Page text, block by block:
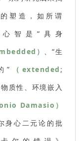
塑造，如所谓
心智是“具身
） 、“生
” （extended;
质性、环境嵌入
Damasio）
身心二元论的批